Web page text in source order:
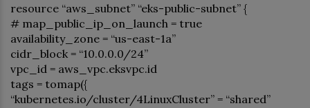
resource “aws_subnet” “eks-public-subnet” {
# map_public_ip_on_launch = true
availability_zone = “us-east-1a”
cidr_block = “10.0.0.0/24”
vpc_id = aws_vpc.eksvpc.id
tags = tomap({
“kubernetes.io/cluster/4LinuxCluster” = “shared”